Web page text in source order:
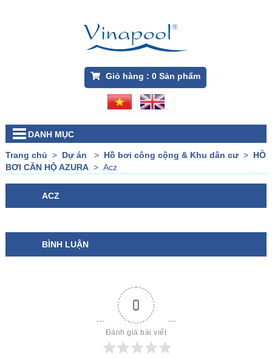
Giỏ hàng : 0Sản phẩm
DANH MỤC
Trang chủ > Dự án > Hồ bơi công cộng & Khu dân cư> HỒ
BƠI CĂN HỘ AZURA> Acz
ACZ
BÌNH LUẬN
0
Đánh giá bài viết